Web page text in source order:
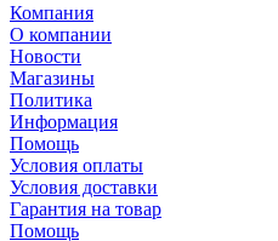
Компания
О компании
Новости
Магазины
Политика
Информация
Помощь
Условия оплаты
Условия доставки
Гарантия на товар
Помощь